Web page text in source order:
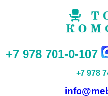
+7 978 701-0-107
+7 978